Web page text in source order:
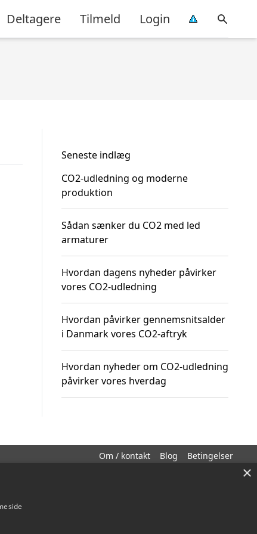
Deltagere Tilmeld Login
Seneste indlæg
CO2-udledning og moderne
produktion
Sådan sænker du CO2 med led
armaturer
Hvordan dagens nyheder påvirker
vores CO2-udledning
Hvordan påvirker gennemsnitsalder
i Danmark vores CO2-aftryk
Hvordan nyheder om CO2-udledning
påvirker vores hverdag
Om / kontakt Blog Betingelser
×